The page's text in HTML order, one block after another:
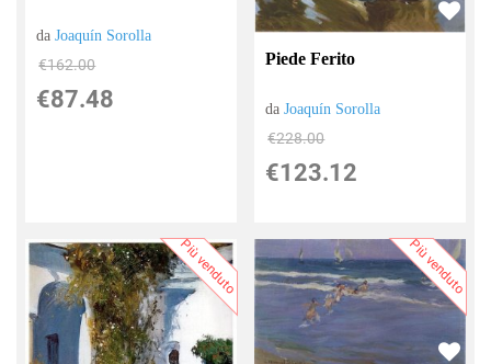
daJoaquín Sorolla
€162.00
€87.48
Piede Ferito
daJoaquín Sorolla
€228.00
€123.12
Più venduto Più venduto